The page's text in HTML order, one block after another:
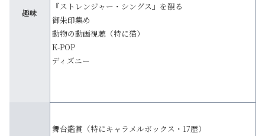
趣味
『ストレンジャー・シングス』を観る
御朱印集め
動物の動画視聴（特に猫）
K-POP
ディズニー
舞台鑑賞（特にキャラメルボックス・17歴）